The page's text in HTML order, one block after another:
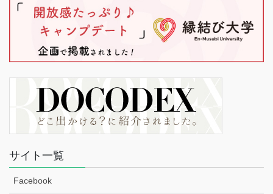
サイト一覧
Facebook